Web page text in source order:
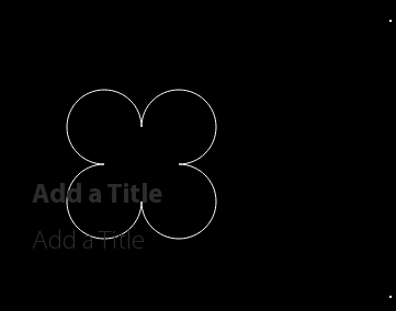
Add a Title
Add a Title